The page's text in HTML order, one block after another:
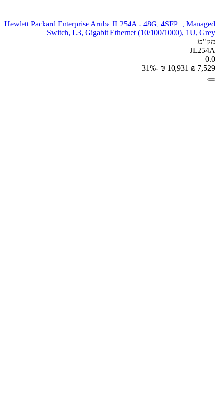
Hewlett Packard Enterprise Aruba JL254A - 48G, 4SFP+, Managed
Switch, L3, Gigabit Ethernet (10/100/1000), 1U, Grey
מק"ט:
JL254A
0.0
₪ 7,529
₪ 10,931
-31%